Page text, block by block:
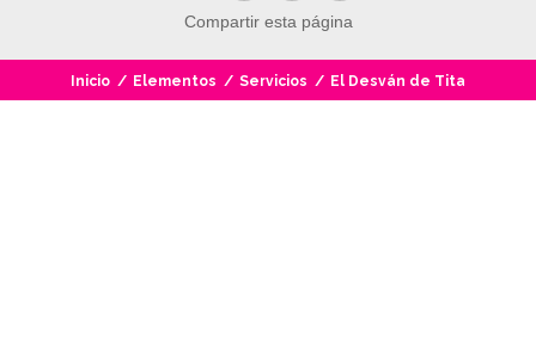
Compartir esta página
Inicio / Elementos / Servicios / El Desván de Tita